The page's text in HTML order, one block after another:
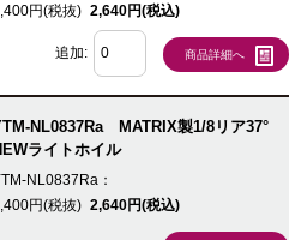
円(税抜) 2,640円(税込)
追加: 商品詳細へ
NL0837Ra MATRIX製1/8リア37°
ライトホイル
NL0837Ra：
円(税抜) 2,640円(税込)